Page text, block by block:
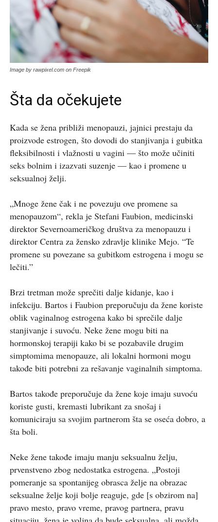
Image by rawpixel.com on Freepik
Šta da očekujete
Kada se žena približi menopauzi, jajnici prestaju da
proizvode estrogen, što dovodi do stanjivanja i gubitka
fleksibilnosti i vlažnosti u vagini — što može učiniti
seks bolnim i izazvati suzenje — kao i promene u
seksualnoj želji.
„Mnoge žene čak i ne povezuju ove promene sa
menopauzom“, rekla je Stefani Faubion, medicinski
direktor Severnoameričkog društva za menopauzu i
direktor Centra za žensko zdravlje klinike Mejo. “Te
promene su povezane sa gubitkom estrogena i mogu se
lečiti.”
Brzi tretman može sprečiti dalje kidanje, kao i
infekciju. Bartos i Faubion preporučuju da žene koriste
oblik vaginalnog estrogena kako bi sprečile dalje
stanjivanje i suvoću. Neke žene mogu biti na
hormonskoj terapiji kako bi se pozabavile drugim
simptomima menopauze, ali lokalni hormoni mogu
takođe biti potrebni za rešavanje vaginalnih simptoma.
Bartos takođe preporučuje da žene koje imaju suvoću
koriste gusti, kremasti lubrikant za snošaj i
komuniciraju sa svojim partnerom šta se oseća dobro, a
šta boli.
Neke žene takođe imaju manju seksualnu želju,
prvenstveno zbog nedostatka estrogena. „Postoji
pomeranje sa spontanijeg obrasca želje na obrazac
seksualne želje koji bolje reaguje, gde [s obzirom na]
pravo mesto, pravo vreme, pravog partnera, pravu